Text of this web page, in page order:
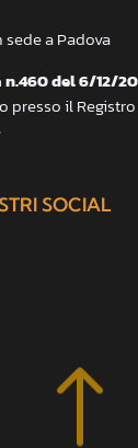
a Padova
del 6/12/
presso il
SOCIAL